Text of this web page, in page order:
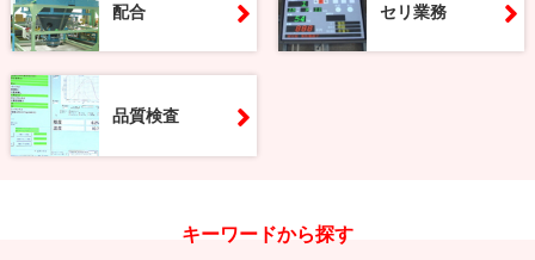
配合 セリ業務
品質検査
キーワードから探す